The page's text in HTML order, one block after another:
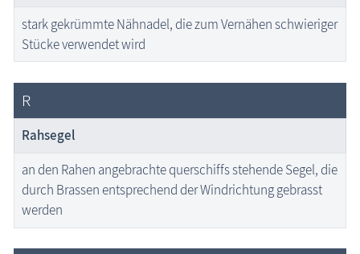
stark gekrümmte Nähnadel, die zum Vernähen schwieriger
Stücke verwendet wird
R
Rahsegel
an den Rahen angebrachte querschiffs stehende Segel, die
durch Brassen entsprechend der Windrichtung gebrasst
werden